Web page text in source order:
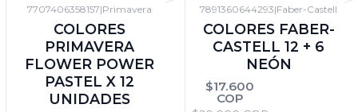
-12%DTO
7707406358157|Primavera
COLORES
PRIMAVERA
FLOWER POWER
PASTEL X 12
UNIDADES
-12%DTO
7891360644293|Faber-Castell
COLORES FABER-
CASTELL 12 + 6
NEÓN
$17.600
COP